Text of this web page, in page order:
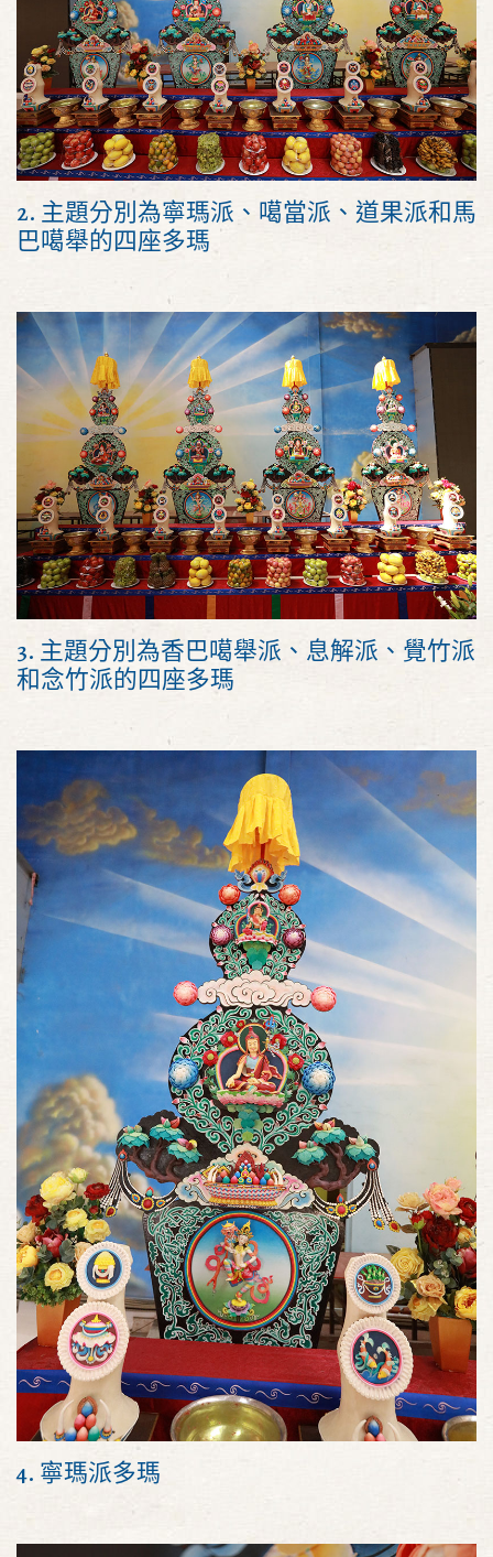
2. 主題分別為寧瑪派、噶當派、道果派和馬
巴噶舉的四座多瑪
3. 主題分別為香巴噶舉派、息解派、覺竹派
和念竹派的四座多瑪
4. 寧瑪派多瑪